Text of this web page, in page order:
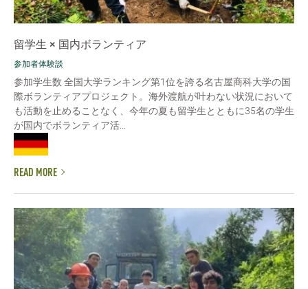
留学生 × 国内ボランティア
参加者体験談
参加学生数 全国大学ランキング第1位を誇る名古屋商科大学の国
際ボランティアプロジェクト。海外渡航が叶わない状況において
も活動を止めることなく、今年の夏も留学生とともに35名の学生
が国内でボランティア活...
READ MORE